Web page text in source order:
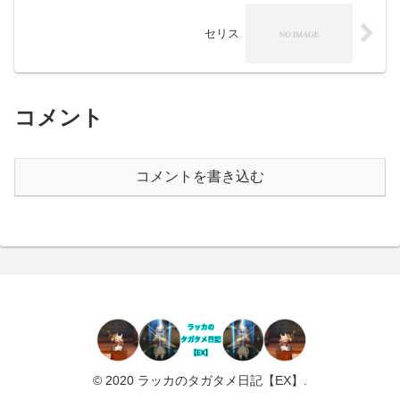
セリス
コメント
コメントを書き込む
© 2020 ラッカのタガタメ日記【EX】.